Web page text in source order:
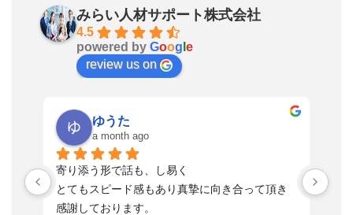
みらい人材サポート株式会社
4.5
powered by Goog e
review us on
ゆうた
a month ago
寄り添う形で話も、し易く
とてもスピード感もあり真摯に向き合って頂き
感謝しております。